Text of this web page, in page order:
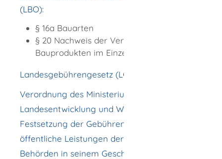
(LBO):
§ 16a Bauarten
§ 20 Nachweis der Verwendbarkeit von
Bauprodukten im Einzelfall
Landesgebührengesetz (LGebG)
Verordnung des Ministeriums für
Landesentwicklung und Wohnen über die
Festsetzung der Gebührensätze für
öffentliche Leistungen der staatlichen
Behörden in seinem Geschäftsbereich